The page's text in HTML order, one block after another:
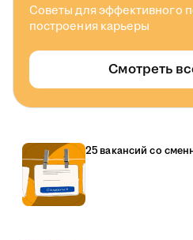
Советы для эффективного
построения карьеры
Смотреть
25 вакансий со